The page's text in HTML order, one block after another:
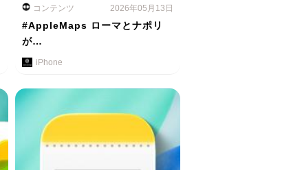
コンテンツ 2026年05月13日
#AppleMaps ローマとナポリ
が…
iPhone